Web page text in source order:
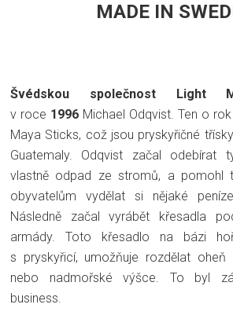
MADE IN
Švédskou společnost Light
v roce 1996 Michael Odqvist. Ten o
Maya Sticks, což jsou pryskyřičné
Guatemaly. Odqvist začal odebírat
vlastně odpad ze stromů, a pomohl
obyvatelům vydělat si nějaké
Následně začal vyrábět křesadla
armády. Toto křesadlo na bázi
s pryskyřicí, umožňuje rozdělat
nebo nadmořské výšce. To byl
business.